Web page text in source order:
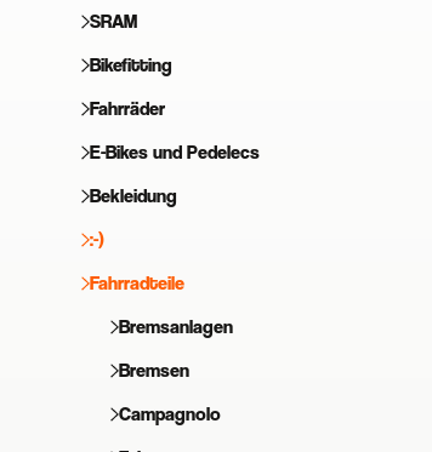
SRAM
Bikefitting
Fahrräder
E-Bikes und Pedelecs
Bekleidung
:-)
Fahrradteile
Bremsanlagen
Bremsen
Campagnolo